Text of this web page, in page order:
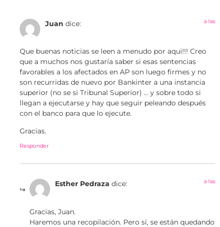
Juan dice: a las
Que buenas noticias se leen a menudo por aqui!!! Creo
que a muchos nos gustaría saber si esas sentencias
favorables a los afectados en AP son luego firmes y no
son recurridas de nuevo por Bankinter a una instancia
superior (no se si Tribunal Superior) … y sobre todo si
llegan a ejecutarse y hay que seguir peleando después
con el banco para que lo ejecute.
Gracias.
Responder
Esther Pedraza dice: a las
Gracias, Juan.
Haremos una recopilación. Pero sí, se están quedando